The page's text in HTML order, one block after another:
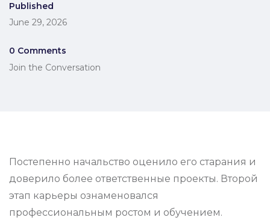
Published
June 29, 2026
0 Comments
Join the Conversation
Постепенно начальство оценило его старания и
доверило более ответственные проекты. Второй
этап карьеры ознаменовался
профессиональным ростом и обучением.